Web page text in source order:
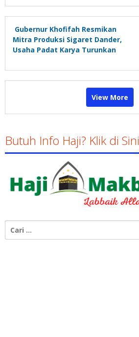
Gubernur Khofifah Resmikan
Mitra Produksi Sigaret Dander,
Usaha Padat Karya Turunkan
View More
Butuh Info Haji? Klik di Sini
untuk: